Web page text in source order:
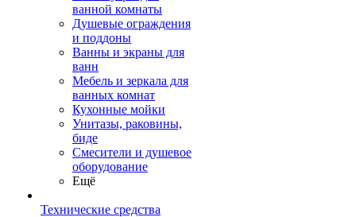
ванной комнаты
Душевые ограждения
и поддоны
Ванны и экраны для
ванн
Мебель и зеркала для
ванных комнат
Кухонные мойки
Унитазы, раковины,
биде
Смесители и душевое
оборудование
Ещё
Технические средства